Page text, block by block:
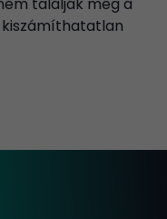
kiszámíthatatlan